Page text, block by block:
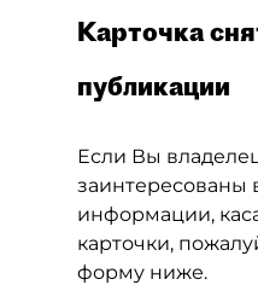
Карточка
публикации
Если Вы
заинтересованы
информации,
карточки,
форму ниже.